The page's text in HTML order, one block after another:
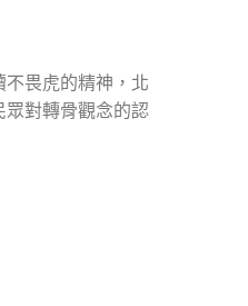
畏虎的精神，北
眾對轉骨觀念的認